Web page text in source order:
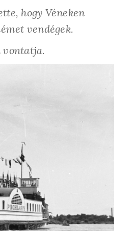
hogy Véneken
vendégek.
vontatja.